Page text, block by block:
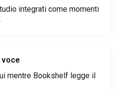
integrati come momenti
voce
mentre Bookshelf legge il